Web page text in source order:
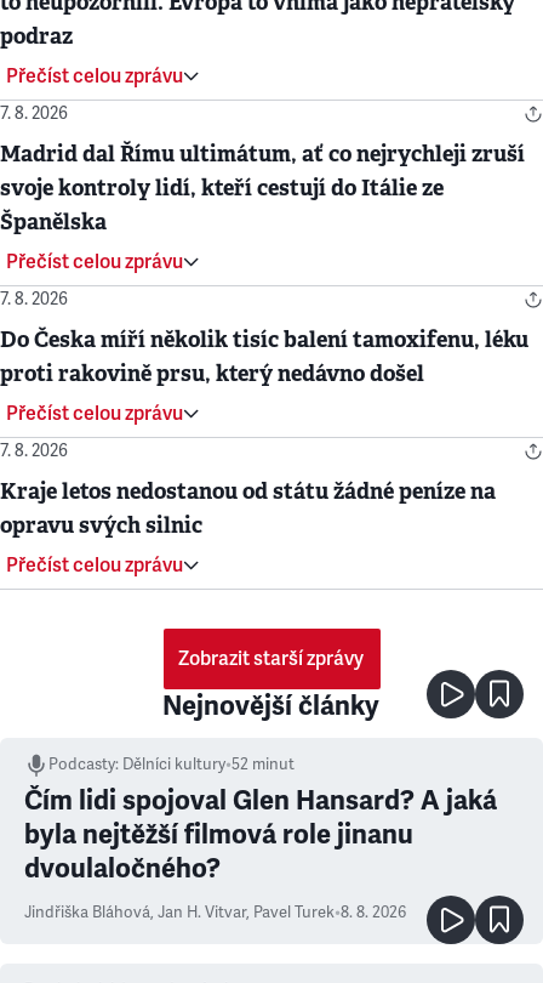
podraz
Přečíst celou zprávu
7. 8. 2026
Madrid dal Římu ultimátum, ať co nejrychleji zruší
svoje kontroly lidí, kteří cestují do Itálie ze
Španělska
Přečíst celou zprávu
7. 8. 2026
Do Česka míří několik tisíc balení tamoxifenu, léku
proti rakovině prsu, který nedávno došel
Přečíst celou zprávu
7. 8. 2026
Kraje letos nedostanou od státu žádné peníze na
opravu svých silnic
Přečíst celou zprávu
Zobrazit starší zprávy
Nejnovější články
Podcasty: Dělníci kultury•52 minut
Čím lidi spojoval Glen Hansard? A jaká
byla nejtěžší filmová role jinanu
dvoulaločného?
Jindřiška Bláhová, Jan H. Vitvar, Pavel Turek•8. 8. 2026